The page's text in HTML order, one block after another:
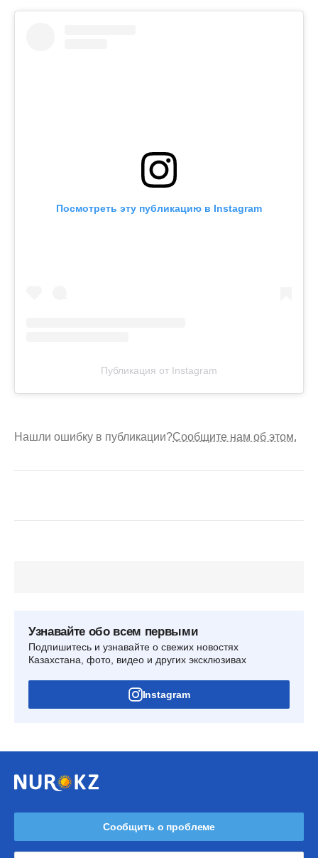
Посмотреть эту публикацию в Instagram
Публикация от Instagram
Нашли ошибку в публикации?Сообщите нам об этом.
Узнавайте обо всем первыми
Подпишитесь и узнавайте о свежих новостях
Казахстана, фото, видео и других эксклюзивах
Instagram
Сообщить о проблеме